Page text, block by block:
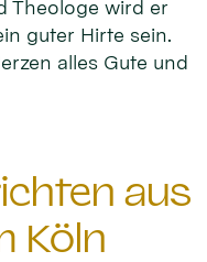
Theologe wird er
guter Hirte sein.
alles Gute und
aus
Köln